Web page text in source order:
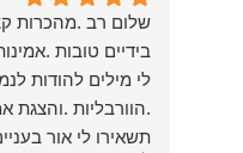
שלום רב .מהכרות
בידיים טובות
לי מילים להודות
.הוורבליות
תשאירו לי אור